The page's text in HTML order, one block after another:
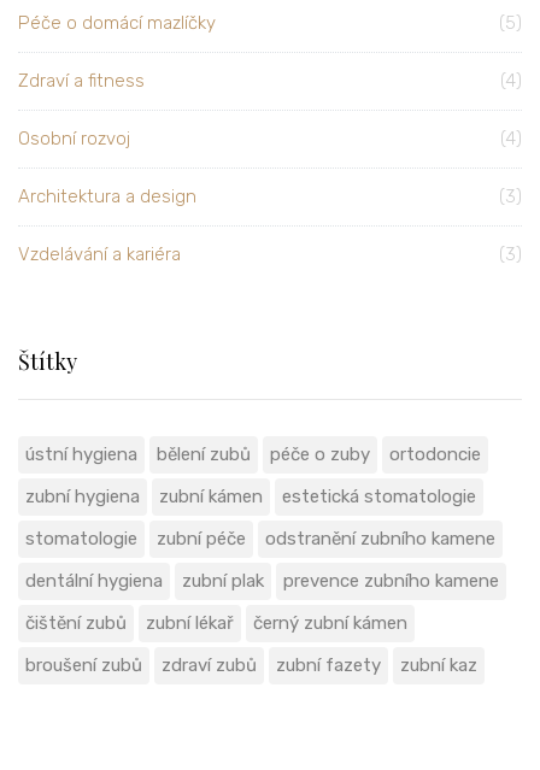
Péče o domácí mazlíčky (5)
Zdraví a fitness (4)
Osobní rozvoj (4)
Architektura a design (3)
Vzdelávání a kariéra (3)
Štítky
ústní hygiena bělení zubů péče o zuby
ortodoncie
zubní hygiena
zubní kámen
estetická stomatologie
stomatologie
zubní péče
odstranění zubního kamene
dentální hygiena
zubní plak
prevence zubního kamene
čištění zubů
zubní lékař
černý zubní kámen
broušení zubů
zdraví zubů zubní fazety zubní kaz